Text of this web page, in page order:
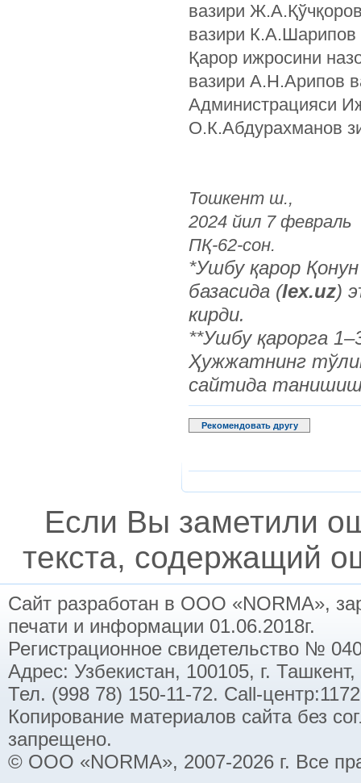
вазири
вазири К.А.Шарипов
Қарор ижросини
вазири А.Н.Арипов
Администрацияси
О.К.Абдурахманов
Тошкент ш.,
2024 йил 7 февраль
ПҚ-62-сон.
*Ушбу қарор
базасида (lex.uz)
кирди.
**Ушбу қарорга
Ҳужжатнинг
сайтида
Рекомендовать другу
Если Вы заметили
текста, содержащий
Сайт разработан в ООО «NORMA»,
печати и информации 01.06.2018г.
Регистрационное свидетельство №
Адрес: Узбекистан, 100105, г.
Тел. (998 78) 150-11-72. Call-
Копирование материалов сайта без
запрещено.
© ООО «NORMA», 2007-2026 г. Все